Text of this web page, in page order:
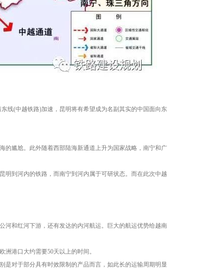
线(中越铁路)加速，昆明将有希望成为名副其实的中国面向东
的尴尬。此外随着西部陆海新通道上升为国家战略，南宁和广
明到河内的铁路，而南宁到河内属于可研状态。而在此次中越
河和红河下游，还有发达的内河航运。巨大的航运优势给越南
港口大约需要50天以上的时间。
是对于部分具有时效限制的产品而言，如此长的运输周期明显